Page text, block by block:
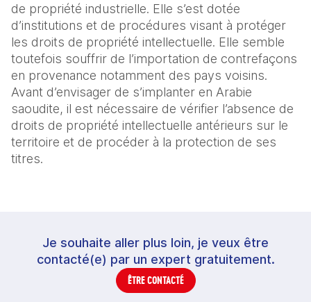
de propriété industrielle. Elle s’est dotée
d’institutions et de procédures visant à protéger
les droits de propriété intellectuelle. Elle semble
toutefois souffrir de l’importation de contrefaçons
en provenance notamment des pays voisins.
Avant d’envisager de s’implanter en Arabie
saoudite, il est nécessaire de vérifier l’absence de
droits de propriété intellectuelle antérieurs sur le
territoire et de procéder à la protection de ses
titres.
Je souhaite aller plus loin, je veux être
contacté(e) par un expert gratuitement.
ÊTRE CONTACTÉ